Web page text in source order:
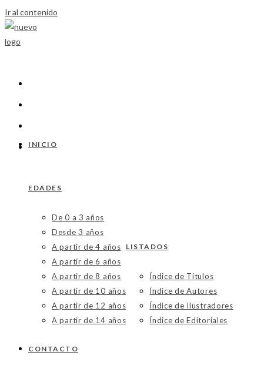
Ir al contenido
INICIO
EDADES
De 0 a 3 años
Desde 3 años
A partir de 4 años
A partir de 6 años
A partir de 8 años
A partir de 10 años
A partir de 12 años
A partir de 14 años
LISTADOS
Índice de Títulos
Índice de Autores
Índice de Ilustradores
Índice de Editoriales
CONTACTO